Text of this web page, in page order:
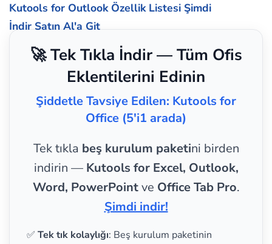
Kutools for Outlook Özellik Listesi Şimdi
İndir Satın Al'a Git
🚀 Tek Tıkla İndir — Tüm Ofis
Eklentilerini Edinin
Şiddetle Tavsiye Edilen: Kutools for
Office (5'i1 arada)
Tek tıkla beş kurulum paketini birden
indirin — Kutools for Excel, Outlook,
Word, PowerPointve Office Tab Pro.
Şimdi indir!
✅ Tek tık kolaylığı: Beş kurulum paketinin